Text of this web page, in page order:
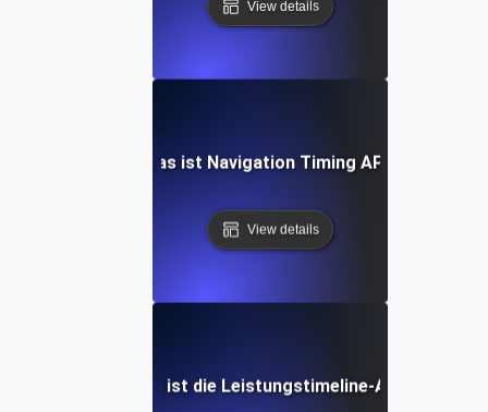
View details
Was ist Navigation Timing API?
View details
Was ist die Leistungstimeline-API?